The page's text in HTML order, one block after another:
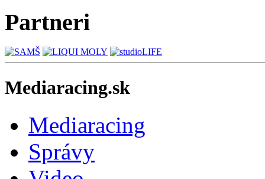
Partneri
Mediaracing.sk
Mediaracing
Správy